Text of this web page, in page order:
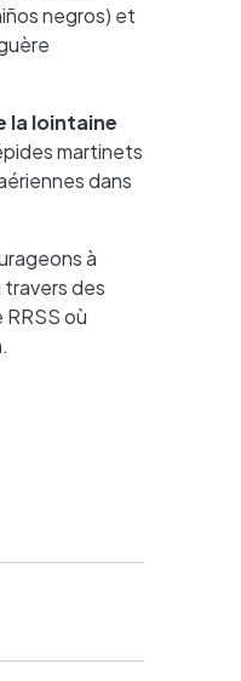
negros) et
la lointaine
martinets
dans
à
des
où
.